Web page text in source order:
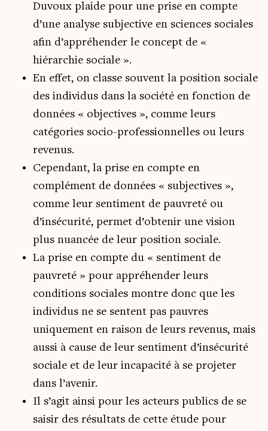
Duvoux plaide pour une prise en compte
d’une analyse subjective en sciences sociales
afin d’appréhender le concept de «
hiérarchie sociale ».
En effet, on classe souvent la position sociale
des individus dans la société en fonction de
données « objectives », comme leurs
catégories socio-professionnelles ou leurs
revenus.
Cependant, la prise en compte en
complément de données « subjectives »,
comme leur sentiment de pauvreté ou
d’insécurité, permet d’obtenir une vision
plus nuancée de leur position sociale.
La prise en compte du « sentiment de
pauvreté » pour appréhender leurs
conditions sociales montre donc que les
individus ne se sentent pas pauvres
uniquement en raison de leurs revenus, mais
aussi à cause de leur sentiment d’insécurité
sociale et de leur incapacité à se projeter
dans l’avenir.
Il s’agit ainsi pour les acteurs publics de se
saisir des résultats de cette étude pour